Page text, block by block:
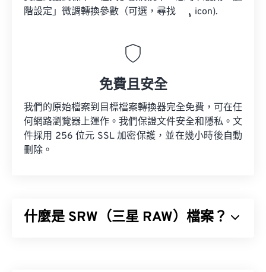
階設定」微調轉換參數（可選，尋找
icon).
免費且安全
我們的原始檔案到目標檔案轉換器完全免費，可在任
何網路瀏覽器上運作。我們保證文件安全和隱私。文
件採用 256 位元 SSL 加密保護，並在幾小時後自動
刪除。
什麼是 SRW（三星 RAW）檔案？